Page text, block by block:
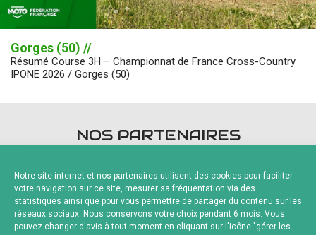
Notre site internet et nos partenaires utilisent des cookies pour faciliter
votre navigation sur ce site, mesurer sa fréquentation via des
statistiques ainsi que pour vous permettre de partager du contenu sur les
réseaux sociaux. Nous conservons votre choix pendant 6 mois. Vous
pouvez changer d'avis à tout moment en cliquant sur l'icône "gérer les
Gorges (50) //
Résumé Course 3H – Championnat de France Cross-Country
IPONE 2026 / Gorges (50)
NOS PARTENAIRES